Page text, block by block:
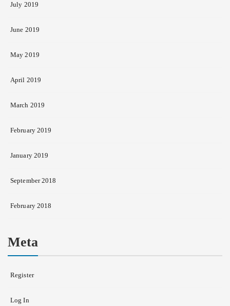
July 2019
June 2019
May 2019
April 2019
March 2019
February 2019
January 2019
September 2018
February 2018
Meta
Register
Log In